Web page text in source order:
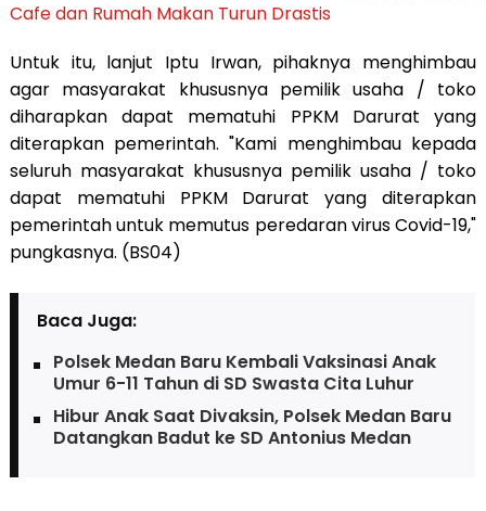
Cafe dan Rumah Makan Turun Drastis
Untuk itu, lanjut Iptu Irwan, pihaknya menghimbau
agar masyarakat khususnya pemilik usaha / toko
diharapkan dapat mematuhi PPKM Darurat yang
diterapkan pemerintah. "Kami menghimbau kepada
seluruh masyarakat khususnya pemilik usaha / toko
dapat mematuhi PPKM Darurat yang diterapkan
pemerintah untuk memutus peredaran virus Covid-19,"
pungkasnya. (BS04)
Baca Juga:
Polsek Medan Baru Kembali Vaksinasi Anak
Umur 6-11 Tahun di SD Swasta Cita Luhur
Hibur Anak Saat Divaksin, Polsek Medan Baru
Datangkan Badut ke SD Antonius Medan